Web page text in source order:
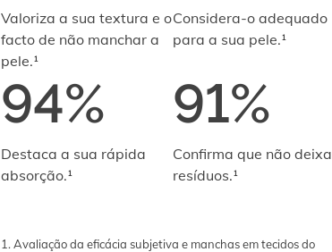
Valoriza a sua textura e o
facto de não manchar a
pele.¹
Considera-o adequado
para a sua pele.¹
94%
Destaca a sua rápida
absorção.¹
91%
Confirma que não deixa
resíduos.¹
1. Avaliação da eficácia subjetiva e manchas em tecidos do